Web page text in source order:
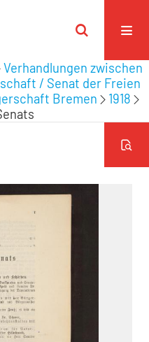
Verhandlungen zwischen
/ Senat der Freien
Bremen
1918